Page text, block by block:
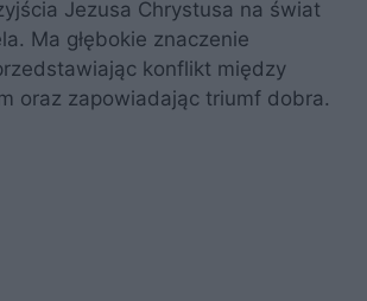
Jezusa Chrystusa na świat
Ma głębokie znaczenie
konflikt między
oraz zapowiadając triumf dobra.